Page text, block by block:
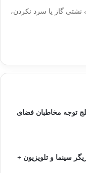
گاز یا سرد نکردن،
توجه مخاطبان فضای
سینما و تلویزیون +